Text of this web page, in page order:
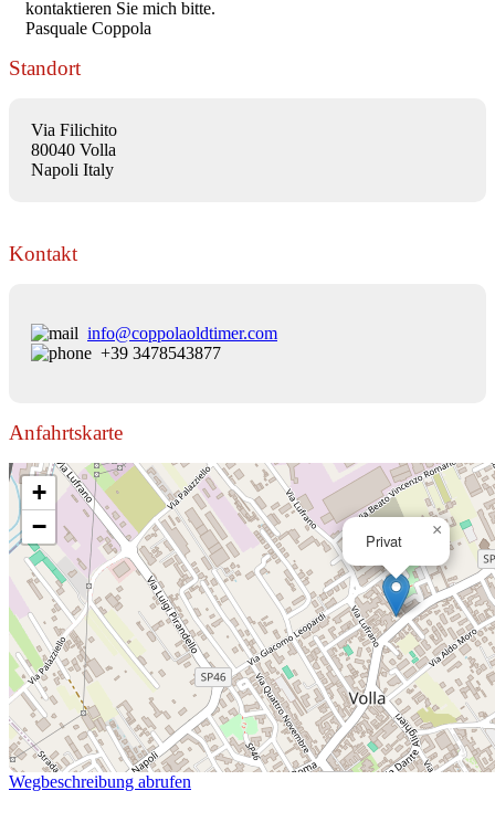
kontaktieren Sie mich bitte.
Pasquale Coppola
Standort
Via Filichito
80040 Volla
Napoli Italy
Kontakt
info@coppolaoldtimer.com
+39 3478543877
Anfahrtskarte
Privat
×
+
−
Wegbeschreibung abrufen